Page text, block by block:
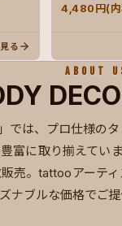
る
4,480円(内
ABOUT
では、プロ仕様の
富に取り揃えてい
売。tattooアーテ
ナブルな価格でご